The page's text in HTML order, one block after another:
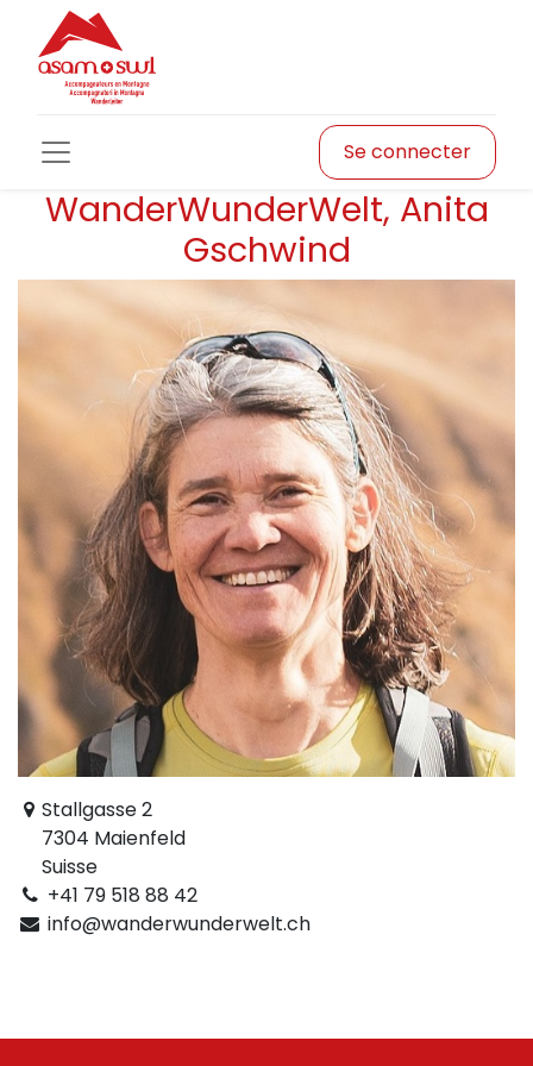
Se connecter
WanderWunderWelt, Anita
Gschwind
Stallgasse 2
7304 Maienfeld
Suisse
+41 79 518 88 42
info@wanderwunderwelt.ch